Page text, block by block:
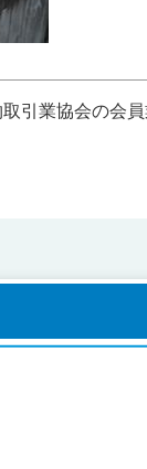
引業協会の会